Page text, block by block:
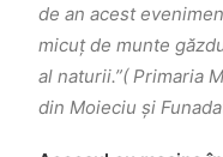
de an acest
micuț de munte
al naturii.”( Primaria
din Moieciu și